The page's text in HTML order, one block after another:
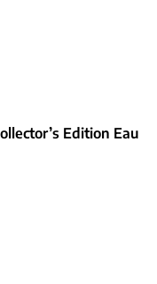
Edition Eau